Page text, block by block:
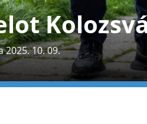
2025. 10. 09.